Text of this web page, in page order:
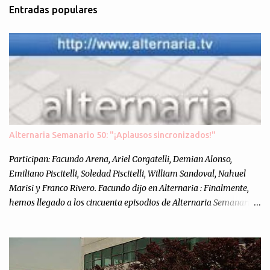
e
n
t
o
s
Entradas populares
Alternaria Semanario 50: "¡Aplausos sincronizados!"
Participan: Facundo Arena, Ariel Corgatelli, Demian Alonso,
Emiliano Piscitelli, Soledad Piscitelli, William Sandoval, Nahuel
Marisi y Franco Rivero. Facundo dijo en Alternaria : Finalmente,
hemos llegado a los cincuenta episodios de Alternaria Semanario.
nuestra propia óptica: un punto de vista independiente e
informal.Para festejarlo, se nos ocurrió que estemos todos juntos; y